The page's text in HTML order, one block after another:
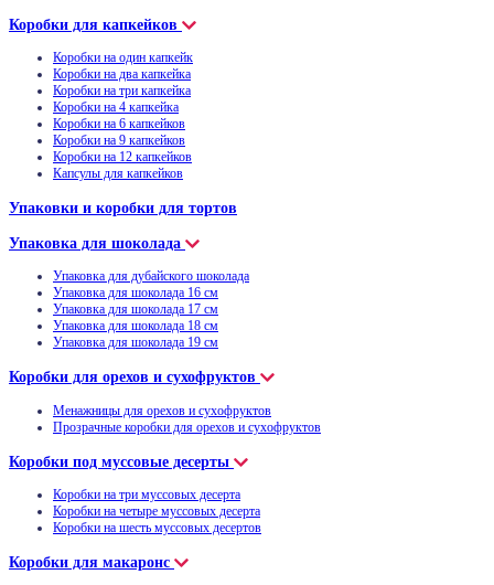
Коробки для капкейков
Коробки на один капкейк
Коробки на два капкейка
Коробки на три капкейка
Коробки на 4 капкейка
Коробки на 6 капкейков
Коробки на 9 капкейков
Коробки на 12 капкейков
Капсулы для капкейков
Упаковки и коробки для тортов
Упаковка для шоколада
Упаковка для дубайского шоколада
Упаковка для шоколада 16 см
Упаковка для шоколада 17 см
Упаковка для шоколада 18 см
Упаковка для шоколада 19 см
Коробки для орехов и сухофруктов
Менажницы для орехов и сухофруктов
Прозрачные коробки для орехов и сухофруктов
Коробки под муссовые десерты
Коробки на три муссовых десерта
Коробки на четыре муссовых десерта
Коробки на шесть муссовых десертов
Коробки для макаронс